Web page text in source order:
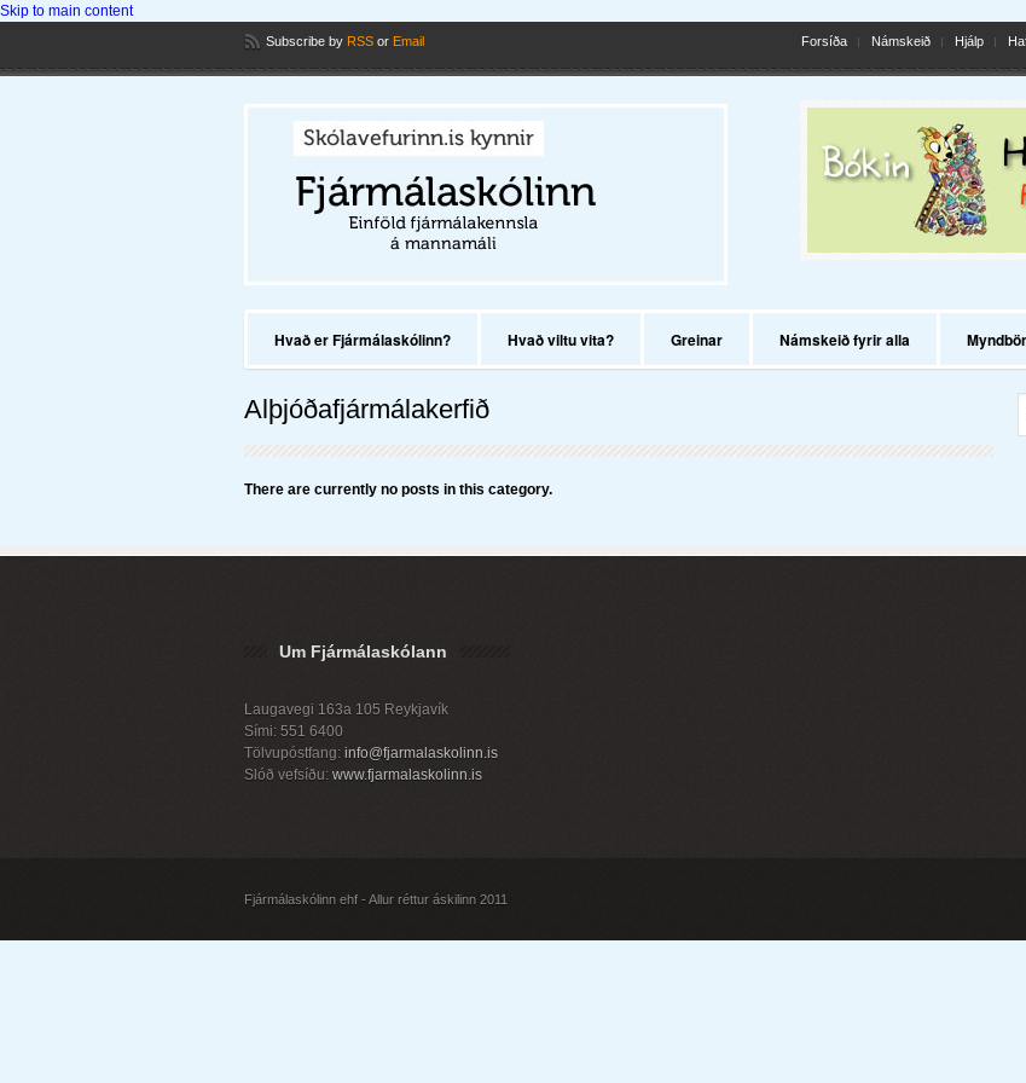
Skip to main content
Subscribe by RSS or Email Forsíða Námskeið Hjálp
Hvað er Fjármálaskólinn? Hvað viltu vita? Greinar Námskeið fyrir alla
Alþjóðafjármálakerfið
There are currently no posts in this category.
Um Fjármálaskólann
Laugavegi 163a 105 Reykjavík
Sími: 551 6400
Tölvupóstfang: info@fjarmalaskolinn.is
Slóð vefsíðu: www.fjarmalaskolinn.is
Fjármálaskólinn ehf - Allur réttur áskilinn 2011